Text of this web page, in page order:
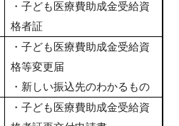
・子ども医療費助成金受給資
格者証
・子ども医療費助成金受給資
格等変更届
・新しい振込先のわかるもの
・子ども医療費助成金受給資